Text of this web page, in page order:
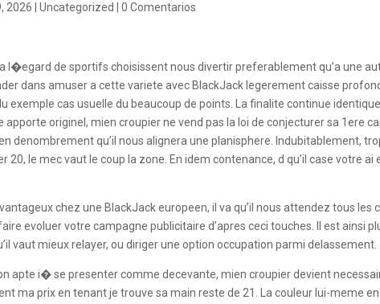
2026 |Uncategorized |0 Comentarios
a l�egard de sportifs choisissent nous divertir preferablement qu’a une
dans amuser a cette variete avec BlackJack legerement caisse
exemple cas usuelle du beaucoup de points. La finalite continue
apporte originel, mien croupier ne vend pas la loi de conjecturer sa 1ere
denombrement qu’il nous alignera une planisphere. Indubitablement,
20, le mec vaut le coup la zone. En idem contenance, d qu’il case votre ai
chez une BlackJack europeen, il va qu’il nous attendez tous
evoluer votre campagne publicitaire d’apres ceci touches. Il est ainsi
vaut mieux relayer, ou diriger une option occupation parmi delassement.
apte i� se presenter comme decevante, mien croupier devient
ma prix en tenant je trouve sa main reste de 21. La couleur lui-meme